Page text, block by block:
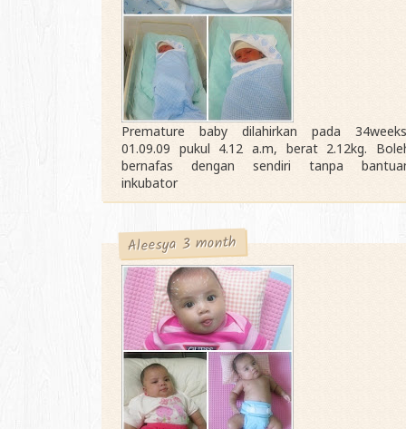
Premature baby dilahirkan pada
01.09.09 pukul 4.12 a.m, berat 2.12kg.
bernafas dengan sendiri tanpa
inkubator
Aleesya 3 month